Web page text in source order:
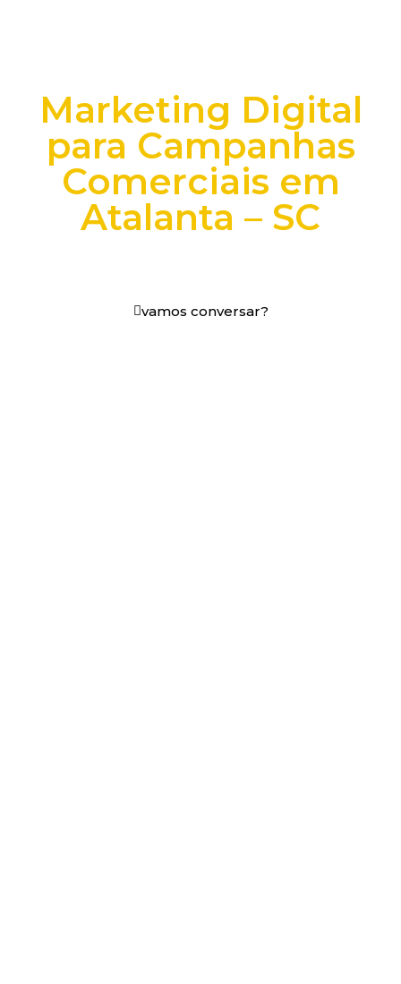
Marketing Digital
para Campanhas
Comerciais em
Atalanta – SC
vamos conversar?